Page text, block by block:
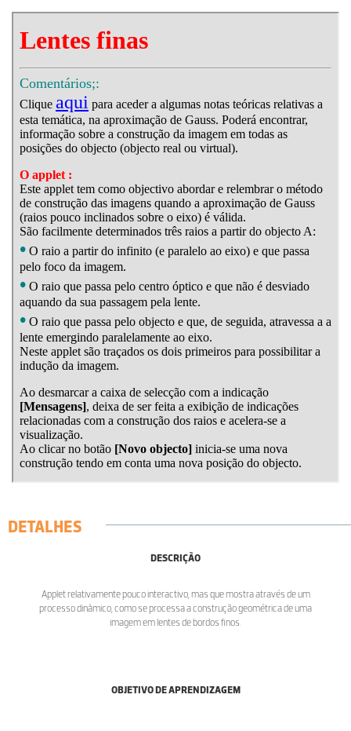
DETALHES
DESCRIÇÃO
Applet relativamente pouco interactivo, mas que mostra através de um
processo dinâmico, como se processa a construção geométrica de uma
imagem em lentes de bordos finos.
OBJETIVO DE APRENDIZAGEM